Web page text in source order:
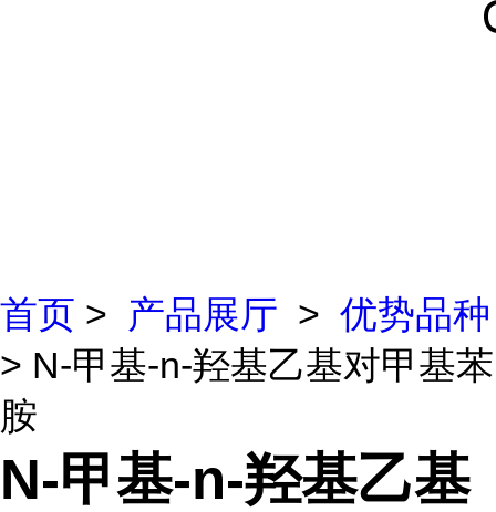
首页 > 产品展厅 > 优势品种
> N-甲基-n-羟基乙基对甲基苯
胺
N-甲基-n-羟基乙基